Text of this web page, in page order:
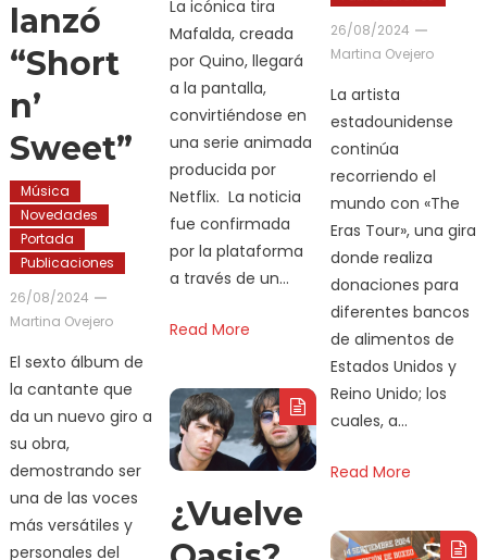
26/08/2024
Martina Ovejero
La artista
estadounidense
continúa
recorriendo el
mundo con «The
Eras Tour», una gira
donde realiza
donaciones para
diferentes bancos
de alimentos de
Estados Unidos y
Reino Unido; los
cuales, a…
Read More
La icónica tira
Mafalda, creada
por Quino, llegará
a la pantalla,
convirtiéndose en
una serie animada
producida por
Netflix. La noticia
fue confirmada
por la plataforma
a través de un…
Read More
lanzó
“Short
n’
Sweet”
Música
Novedades
Portada
Publicaciones
26/08/2024
Martina Ovejero
El sexto álbum de
la cantante que
da un nuevo giro a
su obra,
demostrando ser
una de las voces
más versátiles y
personales del
¿Vuelve